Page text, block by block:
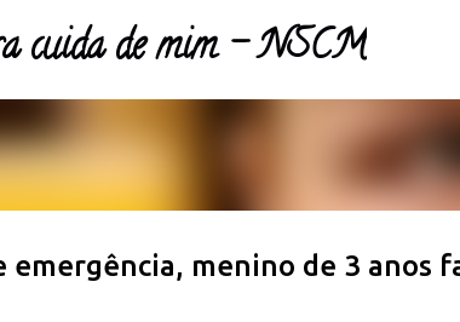
cuida de mim - NSCM
emergência, menino de 3 anos